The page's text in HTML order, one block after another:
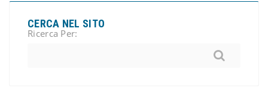
CERCA NEL SITO
Ricerca Per: